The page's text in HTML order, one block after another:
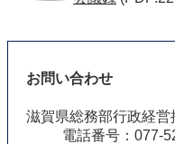
お問い合わせ
滋賀県総務部行政経営
電話番号：077-